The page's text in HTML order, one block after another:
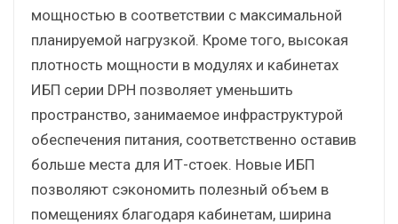
мощностью в соответствии с максимальной
планируемой нагрузкой. Кроме того, высокая
плотность мощности в модулях и кабинетах
ИБП серии DPH позволяет уменьшить
пространство, занимаемое инфраструктурой
обеспечения питания, соответственно оставив
больше места для ИТ-стоек. Новые ИБП
позволяют сэкономить полезный объем в
помещениях благодаря кабинетам, ширина